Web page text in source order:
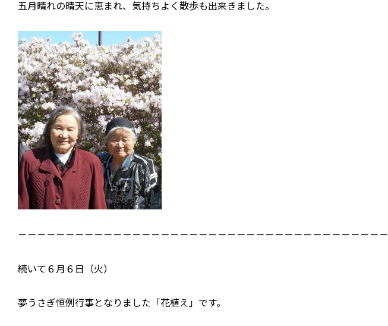
五月晴れの晴天に恵まれ、気持ちよく散歩も出来きました。
－－－－－－－－－－－－－－－－－－－－－－－－－－－－－－－－－－－－－－－
続いて６月６日（火）
夢うさぎ恒例行事となりました「花植え」です。